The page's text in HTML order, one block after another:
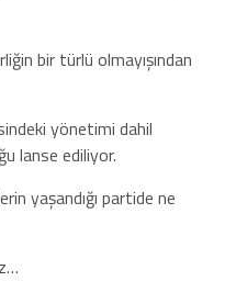
bir türlü olmayışından
yönetimi dahil
lanse ediliyor.
yaşandığı partide ne